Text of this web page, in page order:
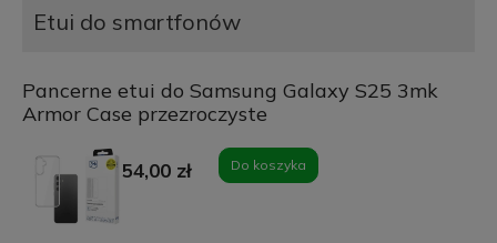
Etui do smartfonów
Pancerne etui do Samsung Galaxy S25 3mk
Armor Case przezroczyste
54,00 zł Do koszyka